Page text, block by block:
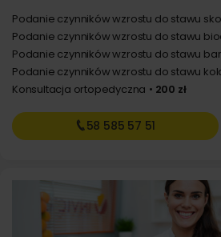
Podanie czynników wzrostu do stawu
Podanie czynników wzrostu do stawu
Podanie czynników wzrostu do stawu
Podanie czynników wzrostu do stawu
Konsultacja ortopedyczna
200 zł
58 585 57 51